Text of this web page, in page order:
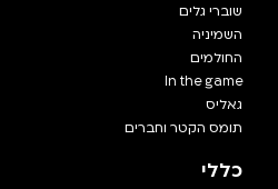
שוברי גלים
השמיניה
החולמים
In the game
גאליס
תומס הקטר וחברים
כללי